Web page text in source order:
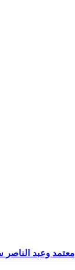
معتمد وعبد